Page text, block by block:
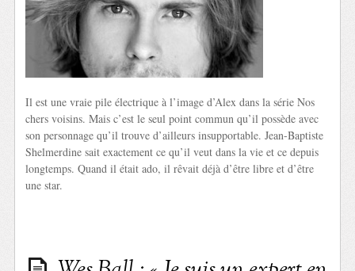
Il est une vraie pile électrique à l’image d’Alex dans la série Nos
chers voisins. Mais c’est le seul point commun qu’il possède avec
son personnage qu’il trouve d’ailleurs insupportable. Jean-Baptiste
Shelmerdine sait exactement ce qu’il veut dans la vie et ce depuis
longtemps. Quand il était ado, il rêvait déjà d’être libre et d’être
une star.